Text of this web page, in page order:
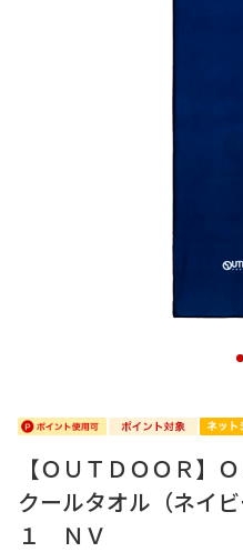
1
【ＯＵＴＤＯＯＲ】
クールタオル（ネイ
１ ＮＶ